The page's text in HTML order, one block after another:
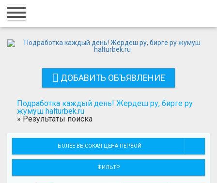
Главная
Добавить объявление
Поиск
ДОБАВИТЬ ОБЪЯВЛЕНИЕ
Подработка каждый день! Жердеш ру, бирге ру
жумуш halturbek.ru
» Результаты поиска
БОЛЕЕ ВЫСОКАЯ ЦЕНА ПЕРВОЙ
ФИЛЬТР